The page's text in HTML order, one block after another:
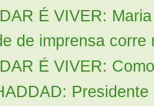
É VIVER:
de imprensa
É VIVER: